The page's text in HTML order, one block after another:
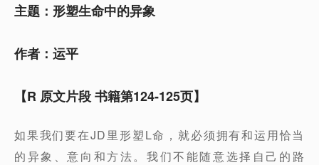
主题：形塑生命中的异象
作者：运平
【R 原文片段 书籍第124-125页】
如果我们要在JD里形塑L命，就必须拥有和运用恰当
的异象、意向和方法。我们不能随意选择自己的路